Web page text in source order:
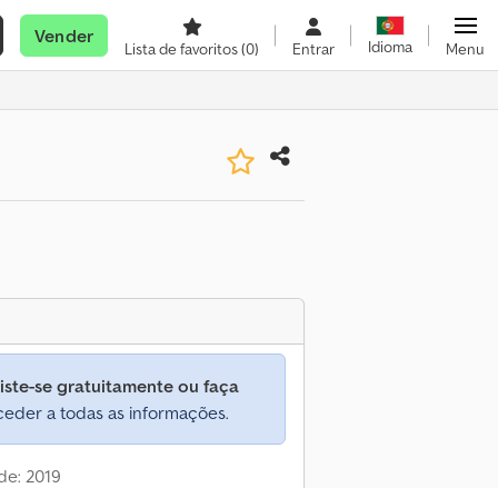
Vender
Lista de favoritos(0) Entrar Idioma Menu
se gratuitamente ou faça
a todas as informações.
2019